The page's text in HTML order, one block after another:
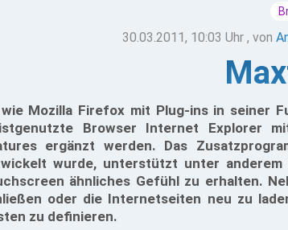
30.03.2011, 10:03 Uhr , von
Mozilla Firefox mit Plug-ins in seiner
Browser Internet Explorer
ergänzt werden. Das
wurde, unterstützt unter anderem
ähnliches Gefühl zu erhalten.
oder die Internetseiten neu zu
zu definieren.